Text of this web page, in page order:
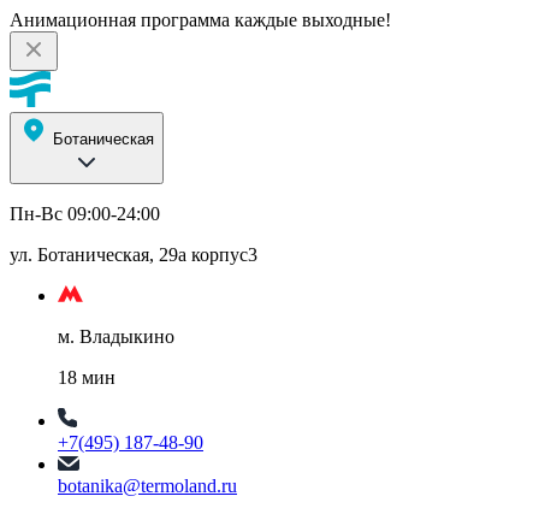
Анимационная программа каждые выходные!
Ботаническая
Пн-Вс 09:00-24:00
ул. Ботаническая, 29а корпус3
м. Владыкино
18 мин
+7(495) 187-48-90
botanika@termoland.ru